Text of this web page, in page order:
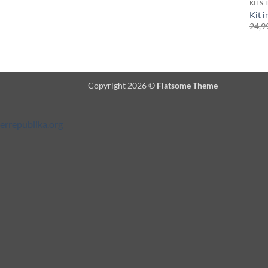
KITS
Kit
Copyright 2026 © Flatsome Theme
errepublika.org